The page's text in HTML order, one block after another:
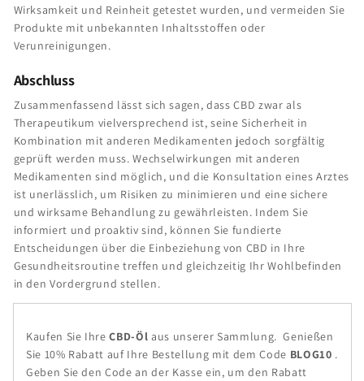
Wirksamkeit und Reinheit getestet wurden, und vermeiden Sie
Produkte mit unbekannten Inhaltsstoffen oder
Verunreinigungen.
Abschluss
Zusammenfassend lässt sich sagen, dass CBD zwar als
Therapeutikum vielversprechend ist, seine Sicherheit in
Kombination mit anderen Medikamenten jedoch sorgfältig
geprüft werden muss. Wechselwirkungen mit anderen
Medikamenten sind möglich, und die Konsultation eines Arztes
ist unerlässlich, um Risiken zu minimieren und eine sichere
und wirksame Behandlung zu gewährleisten. Indem Sie
informiert und proaktiv sind, können Sie fundierte
Entscheidungen über die Einbeziehung von CBD in Ihre
Gesundheitsroutine treffen und gleichzeitig Ihr Wohlbefinden
in den Vordergrund stellen.
Kaufen Sie Ihre CBD-Öl aus unserer Sammlung. Genießen
Sie 10% Rabatt auf Ihre Bestellung mit dem Code BLOG10 .
Geben Sie den Code an der Kasse ein, um den Rabatt